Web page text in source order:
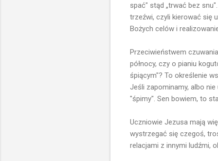
spać" stąd „trwać bez
trzeźwi, czyli kierować się
Bożych celów i
Przeciwieństwem
północy, czy o pianiu
śpiącym"? To określenie
Jeśli zapominamy, albo
"śpimy". Sen bowiem, to
Uczniowie Jezusa mają
wystrzegać się czegoś,
relacjami z innymi ludźmi,